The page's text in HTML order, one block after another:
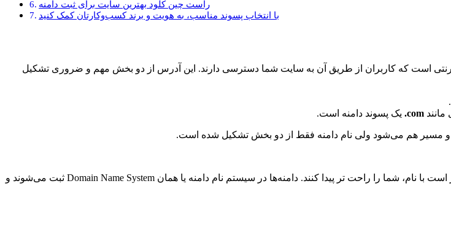
راست چین کلود بهترین سایت برای ثبت دامنه
با انتخاب پسوند مناسب، به هویت و برند کسب‌وکارتان کمک کنید
است که کاربران از طریق آن به سایت شما دسترسی دارند. این آدرس از دو بخش مهم و ضروری تشکیل
com. یک پسوند دامنه است.
در واقع دامنه به کاربران کمک می‌کند تا به جای به خاطر سپردن IP (پروتکل اینترنت) که دشوار است با نام، شما را راحت تر پیدا کنند. دامنه‌ها در سیستم نام دامنه یا همان Domain Name System ثبت می‌شوند و